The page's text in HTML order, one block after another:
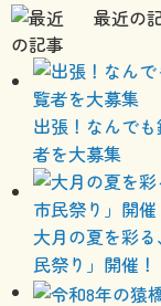
最近の
出張！なんで
者を大募集
大月の夏を彩
民祭り」開催！